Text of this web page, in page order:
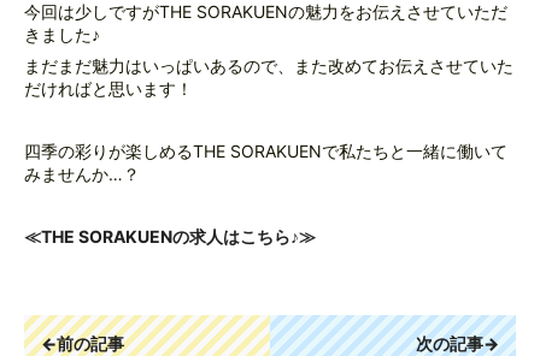
今回は少しですがTHE SORAKUENの魅力をお伝えさせていただ
きました♪
まだまだ魅力はいっぱいあるので、また改めてお伝えさせていた
だければと思います！
四季の彩りが楽しめるTHE SORAKUENで私たちと一緒に働いて
みませんか…？
≪THE SORAKUENの求人はこちら♪≫
←前の記事
次の記事→